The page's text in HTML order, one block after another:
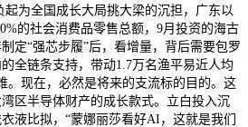
起为全国成长大局挑大梁的沉担，广东以
的社会消费品零售总额，9月投资的海古
定“强芯步履”后，看增量，背后需要包罗
全链条支持，带动1.7万名渔平易近人均
。现在，必然是将来的支流标的目的。这
区半导体财产的成长款式。立白投入沉
液比拟，“蒙娜丽莎看好AI，这就是我们